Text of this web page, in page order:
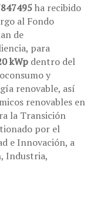
ha recibido
al Fondo
de
para
kWp dentro del
y
renovable, así
renovables en
la Transición
por el
e Innovación, a
Industria,